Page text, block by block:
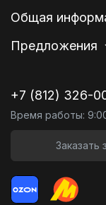
Общая
Предложения
+7 (812) 326-
Время работы:
Заказать